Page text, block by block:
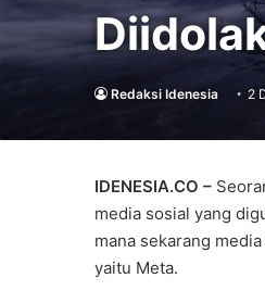
Redaksi Idenesia 2
IDENESIA.CO –
media sosial yang
mana sekarang
yaitu Meta.